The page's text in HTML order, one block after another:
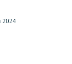
2024